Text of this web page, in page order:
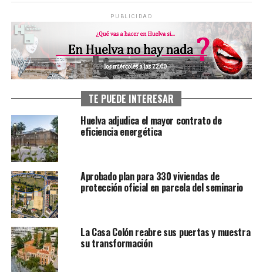
PUBLICIDAD
TE PUEDE INTERESAR
Huelva adjudica el mayor contrato de
eficiencia energética
Aprobado plan para 330 viviendas de
protección oficial en parcela del seminario
La Casa Colón reabre sus puertas y muestra
su transformación